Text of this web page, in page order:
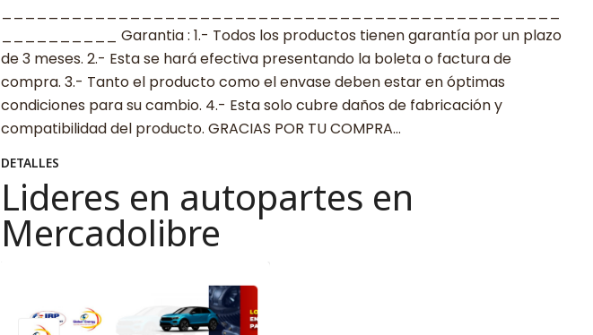
__________ Garantia : 1.- Todos los productos tienen garantía por un plazo
de 3 meses. 2.- Esta se hará efectiva presentando la boleta o factura de
compra. 3.- Tanto el producto como el envase deben estar en óptimas
condiciones para su cambio. 4.- Esta solo cubre daños de fabricación y
compatibilidad del producto. GRACIAS POR TU COMPRA…
DETALLES
Lideres en autopartes en
Mercadolibre